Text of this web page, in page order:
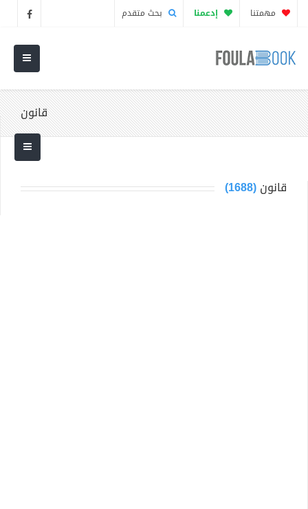
مهمتنا إدعمنا بحث متقدم
قانون
قانون(1688)